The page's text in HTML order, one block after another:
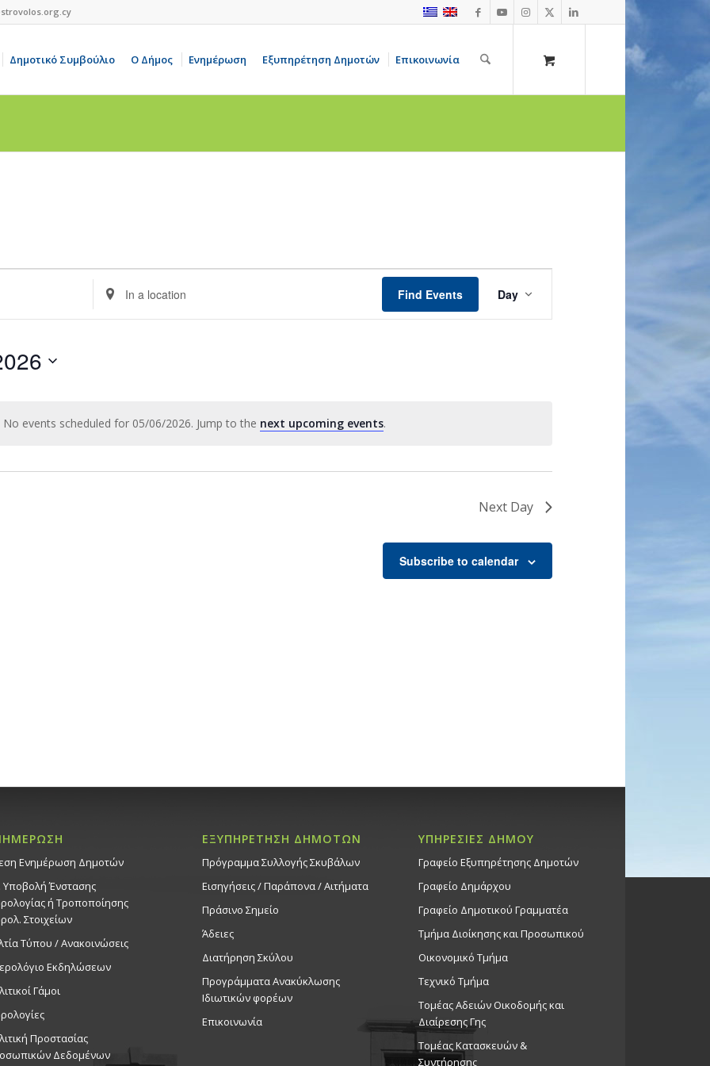
Δημοτικό Συμβούλιο Ο Δήμος Ενημέρωση Εξυπηρέτηση Δημοτών Επικοινωνία
Notice
No events scheduled for 05/06/2026. Jump to the next upcoming events.
Enter
Location.
Search
Find Events
Views
Day
Next Day
Subscribe to calendar
Ενημέρωση Δημοτών
Υποβολή Ένστασης
ή Τροποποίησης
Στοιχείων
Τύπου / Ανακοινώσεις
Εκδηλώσεων
Γάμοι
Προστασίας
Δεδομένων
ΕΞΥΠΗΡΕΤΗΣΗ ΔΗΜΟΤΩΝ
Πρόγραμμα Συλλογής Σκυβάλων
Εισηγήσεις / Παράπονα / Αιτήματα
Πράσινο Σημείο
Άδειες
Διατήρηση Σκύλου
Προγράμματα Ανακύκλωσης
Ιδιωτικών φορέων
Επικοινωνία
ΥΠΗΡΕΣΙΕΣ ΔΗΜΟΥ
Γραφείο Εξυπηρέτησης Δημοτών
Γραφείο Δημάρχου
Γραφείο Δημοτικού Γραμματέα
Τμήμα Διοίκησης και Προσωπικού
Οικονομικό Τμήμα
Τεχνικό Τμήμα
Τομέας Αδειών Οικοδομής και
Διαίρεσης Γης
Τομέας Κατασκευών &
Συντήρησης